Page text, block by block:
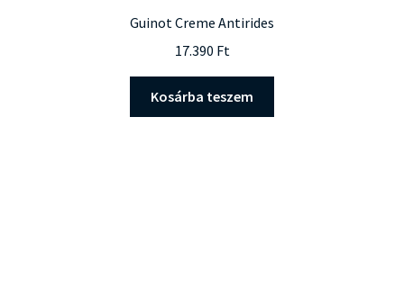
Guinot Creme Antirides
17.390 Ft
Kosárba teszem